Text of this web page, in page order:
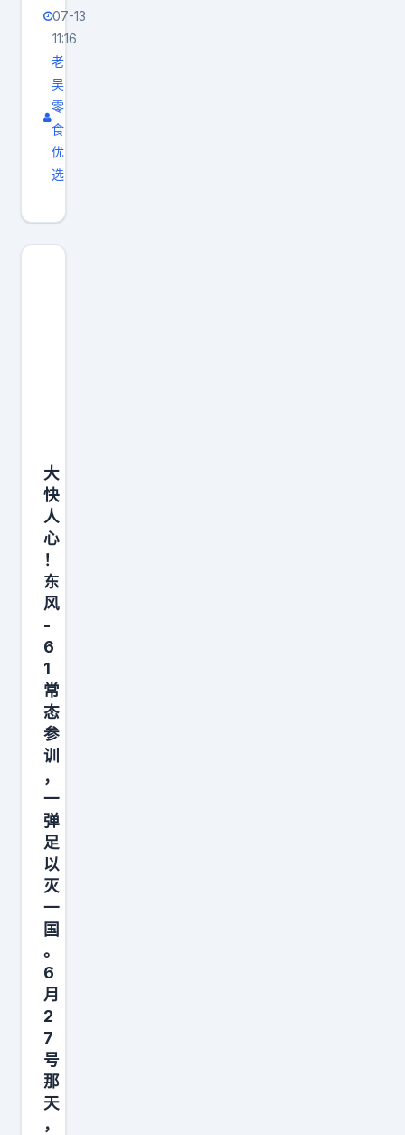
07-13
11:16
老
吴
零
食
优
选
大
快
人
心
！
东
风
-
6
1
常
态
参
训
，
一
弹
足
以
灭
一
国
。
6
月
2
7
号
那
天
，